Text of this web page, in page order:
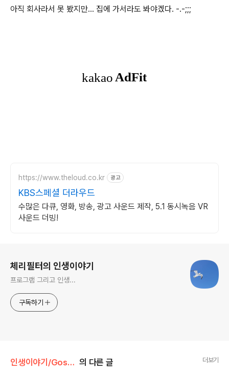
아직 회사라서 못 봤지만... 집에 가서라도 봐야겠다. -.-;;;
https://www.theloud.co.kr 광고
KBS스페셜 더라우드
수많은 다큐, 영화, 방송, 광고 사운드 제작, 5.1 동시녹음 VR
사운드 더빙!
체리필터의 인생이야기
프로그램 그리고 인생...
구독하기
인생이야기/Gossip 의 다른 글 더보기